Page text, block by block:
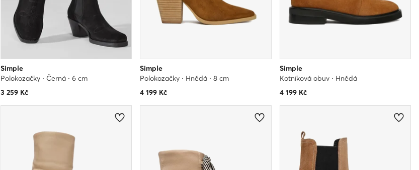
Simple
Polokozačky · Černá · 6 cm
3 259Kč
Simple
Polokozačky · Hnědá · 8 cm
4 199 Kč
Simple
Kotníková obuv · Hnědá
4 199Kč